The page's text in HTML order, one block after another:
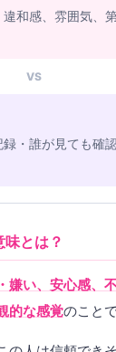
和感、雰囲気、
VS
・誰が見ても確
味とは？
嫌い、安心感、
的な感覚のことで